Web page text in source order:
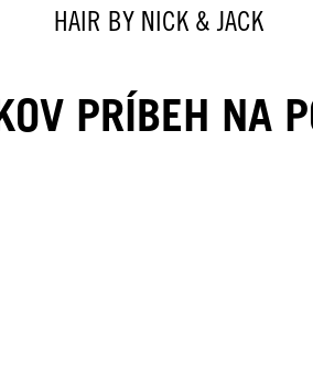
HAIR BY NICK & JACK
PRÍBEH NA